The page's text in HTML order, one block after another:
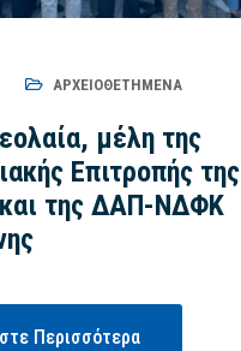
ΑΡΧΕΙΟΘΕΤΗΜΈΝΑ
μέλη της
Επιτροπής της
της ΔΑΠ-ΝΔΦΚ
Περισσότερα